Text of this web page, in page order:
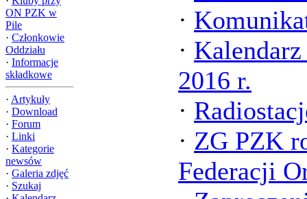
ON PZK w
Pile
· Członkowie
Oddziału
· Informacje
składkowe
· Artykuły
· Download
· Forum
· Linki
· Kategorie
newsów
· Galeria zdjęć
· Szukaj
·
·
2016 r.
·
· ZG PZK
Federacji